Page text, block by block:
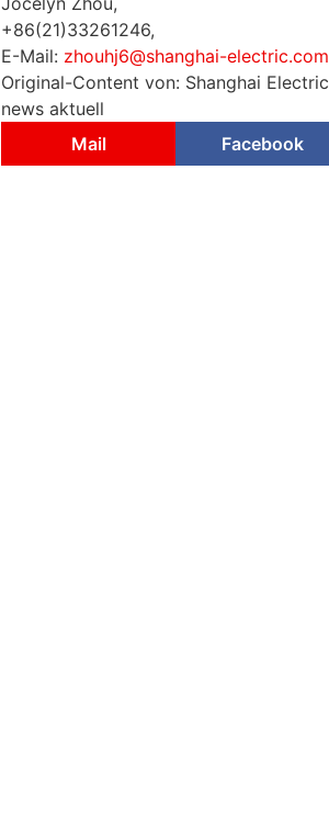
+86(21)33261246,
E-Mail: zhouhj6@shanghai-electric.com
Original-Content von: Shanghai
news aktuell
Mail
Facebook